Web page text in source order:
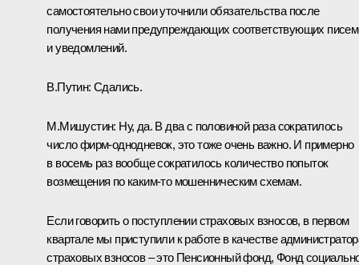
самостоятельно свои уточнили обязательства после
получения нами предупреждающих соответствующих писем
и уведомлений.
В.Путин: Сдались.
М.Мишустин: Ну, да. В два с половиной раза сократилось
число фирм-однодневок, это тоже очень важно. И примерно
в восемь раз вообще сократилось количество попыток
возмещения по каким-то мошенническим схемам.
Если говорить о поступлении страховых взносов, в первом
квартале мы приступили к работе в качестве
страховых взносов – это Пенсионный фонд, Фонд